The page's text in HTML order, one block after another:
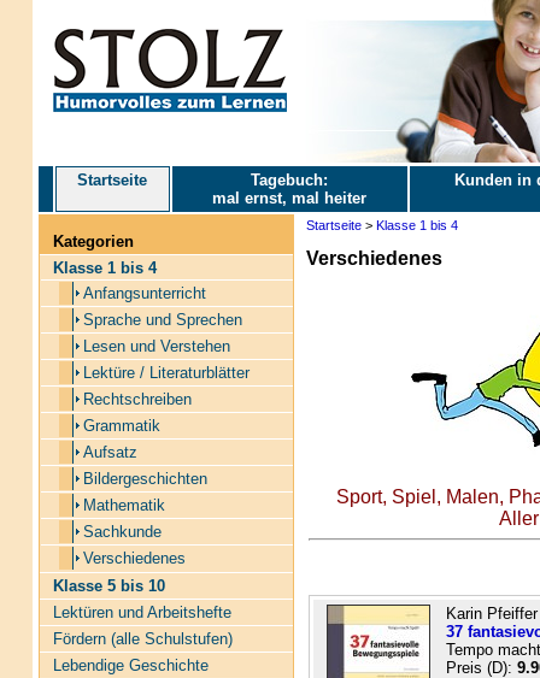
Startseite
Tagebuch:
mal ernst, mal heiter
Kunden in
Kategorien
Klasse 1 bis 4
Anfangsunterricht
Sprache und Sprechen
Lesen und Verstehen
Lektüre / Literaturblätter
Rechtschreiben
Grammatik
Aufsatz
Bildergeschichten
Mathematik
Sachkunde
Verschiedenes
Klasse 5 bis 10
Lektüren und Arbeitshefte
Fördern (alle Schulstufen)
Lebendige Geschichte
Startseite> Klasse 1 bis 4
Verschiedenes
Sport, Spiel, Malen,
Karin Pfeiffer
37
Tempo
Preis (D):